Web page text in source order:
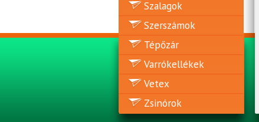
Szalagok
Szerszámok
Tépőzár
Varrókellékek
Vetex
Zsinórok